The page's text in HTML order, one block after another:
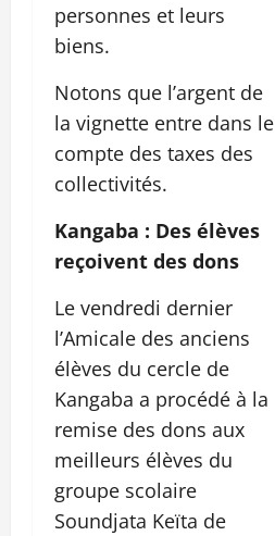
personnes et leurs
biens.
Notons que l’argent de
la vignette entre dans le
compte des taxes des
collectivités.
Kangaba : Des élèves
reçoivent des dons
Le vendredi dernier
l’Amicale des anciens
élèves du cercle de
Kangaba a procédé à la
remise des dons aux
meilleurs élèves du
groupe scolaire
Soundjata Keïta de